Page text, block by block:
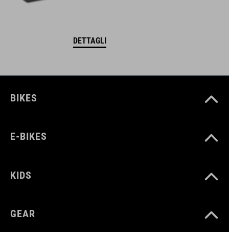
DETTAGLI
BIKES
E-BIKES
KIDS
GEAR